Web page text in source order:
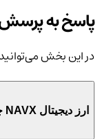
پاسخ به
در این بخش
ارز دیجیتال NAVX چیست و چه هدفی دارد؟